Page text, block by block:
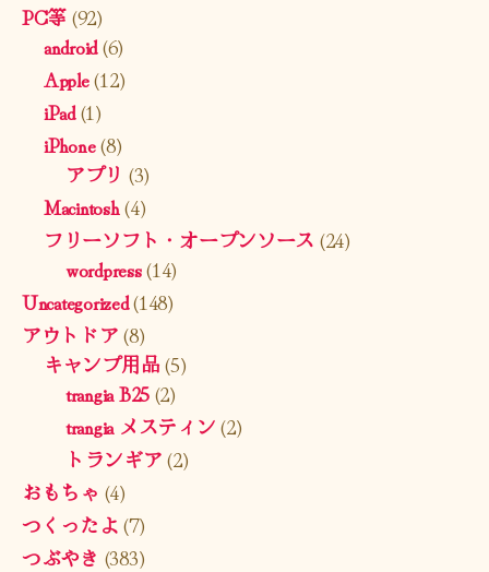
PC等(92)
android(6)
Apple(12)
iPad(1)
iPhone(8)
アプリ (3)
Macintosh(4)
フリーソフト・オープンソース (24)
wordpress(14)
Uncategorized(148)
アウトドア(8)
キャンプ用品(5)
trangia B25(2)
trangia メスティン(2)
トランギア(2)
おもちゃ (4)
つくったよ(7)
つぶやき (383)